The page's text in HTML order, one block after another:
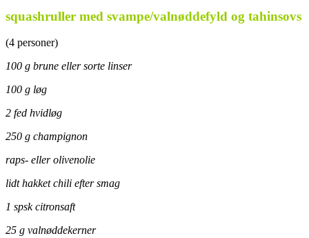
squashruller med svampe/valnøddefyld og tahinsovs
(4 personer)
100 g brune eller sorte linser
100 g løg
2 fed hvidløg
250 g champignon
raps- eller olivenolie
lidt hakket chili efter smag
1 spsk citronsaft
25 g valnøddekerner